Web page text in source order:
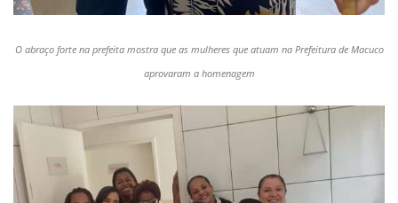
O abraço forte na prefeita mostra que as mulheres que atuam na Prefeitura de Macuco
aprovaram a homenagem